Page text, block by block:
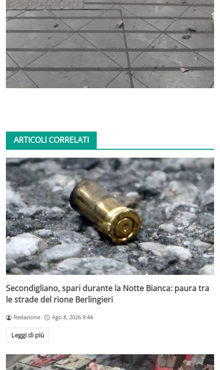
ARTICOLI CORRELATI
Secondigliano, spari durante la Notte Bianca: paura tra
le strade del rione Berlingieri
Redazione Ago 8, 2026 9:44
Leggi di più